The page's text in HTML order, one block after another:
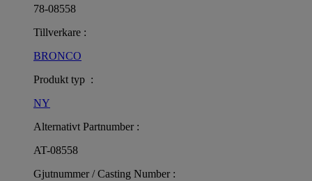
78-08558
Tillverkare :
BRONCO
Produkt typ :
NY
Alternativt Partnumber :
AT-08558
Gjutnummer / Casting Number :